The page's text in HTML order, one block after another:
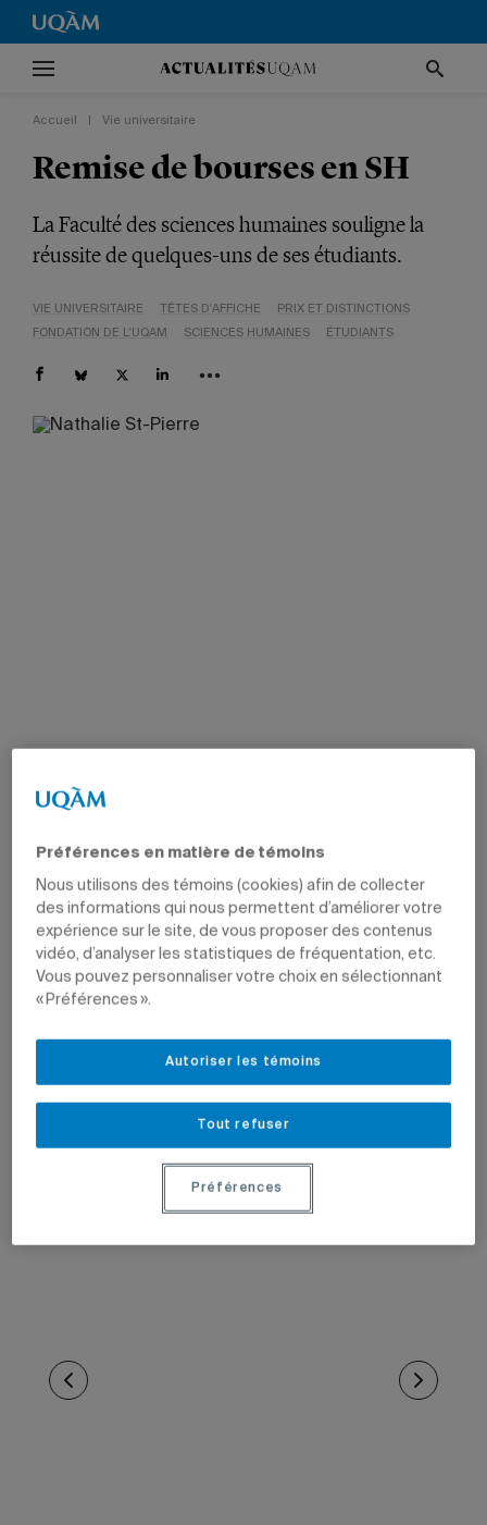
Accueil Vie universitaire
Remise de bourses en SH
La Faculté des sciences humaines souligne la
réussite de quelques-uns de ses étudiants.
VIE UNIVERSITAIRE TÊTES D'AFFICHE
PRIX ET DISTINCTIONS
FONDATION DE L'UQAM
SCIENCES HUMAINES ÉTUDIANTS
Préférences en matière de témoins
Nous utilisons des témoins (cookies) afin de collecter
des informations qui nous permettent d’améliorer votre
expérience sur le site, de vous proposer des contenus
vidéo, d’analyser les statistiques de fréquentation, etc.
Vous pouvez personnaliser votre choix en sélectionnant
« Préférences ».
Tout refuser
Autoriser les témoins
Préférences